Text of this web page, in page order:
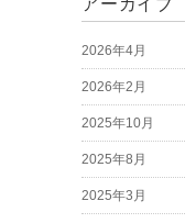
アーカイブ
2026年4月
2026年2月
2025年10月
2025年8月
2025年3月